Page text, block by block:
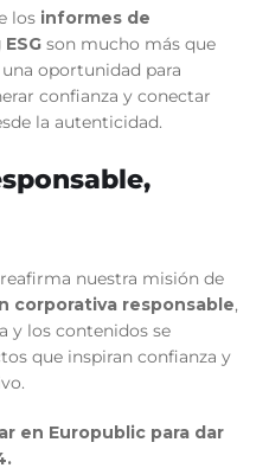
los informes de
son mucho más que
oportunidad para
confianza y conectar
la autenticidad.
nuestra misión de
corporativa responsable,
y los contenidos se
que inspiran confianza y
en Europublic para dar